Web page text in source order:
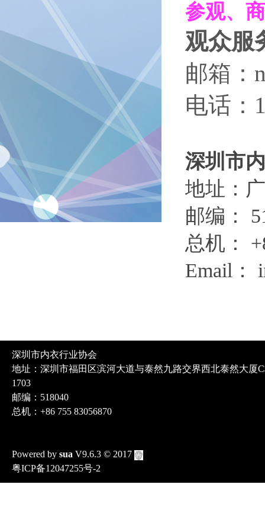
参观、
观众服
邮箱：
电话：
深圳市
地址：
邮编：
总机：
Email：
深圳市内衣行业协会
地址：深圳市福田区滨河大道与泰然九路交界西北泰然大厦
1703
邮编：518040
总机：+86 755 83056870
Powered by sua V9.6.3 © 2017
粤ICP备12047255号-2